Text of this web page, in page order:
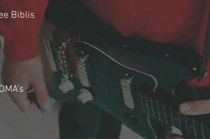
Biblis
OMA's